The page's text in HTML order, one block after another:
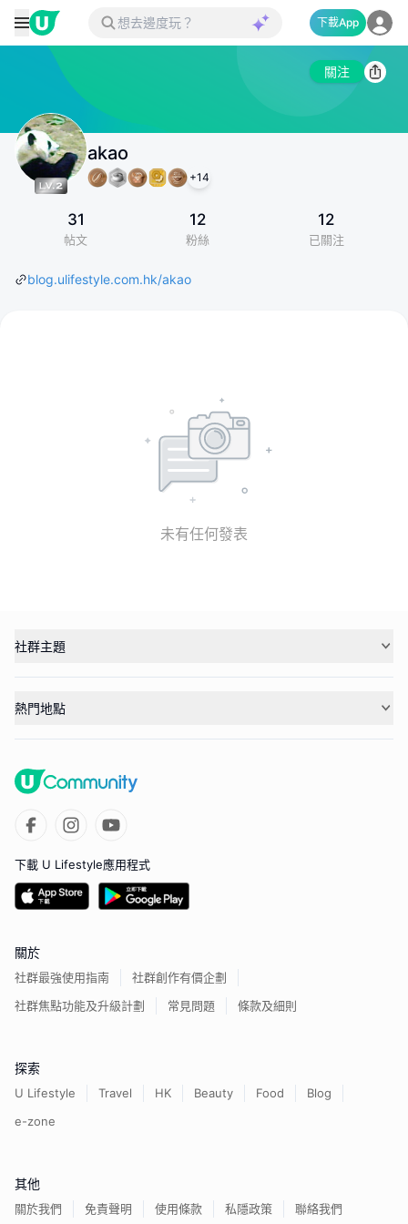
下載App
關注
akao
+14
31
帖文
12
粉絲
12
已關注
blog.ulifestyle.com.hk/akao
未有任何發表
社群主題
熱門地點
下載 U Lifestyle應用程式
關於
社群最強使用指南
社群創作有價企劃
社群焦點功能及升級計劃
常見問題 條款及細則
探索
U Lifestyle Travel HK Beauty Food
Blog
e-zone
其他
關於我們 免責聲明 使用條款 私隱政策 聯絡我們